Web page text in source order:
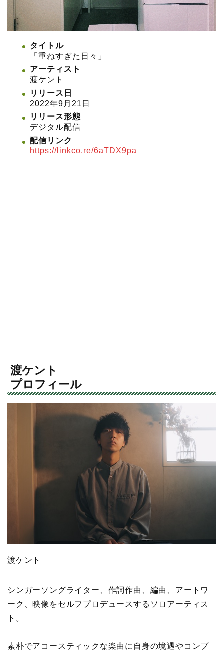
タイトル
「重ねすぎた日々」
アーティスト
渡ケント
リリース日
2022年9月21日
リリース形態
デジタル配信
配信リンク
https://linkco.re/6aTDX9pa
渡ケント
プロフィール
渡ケント
シンガーソングライター、作詞作曲、編曲、アートワ
ーク、映像をセルフプロデュースするソロアーティス
ト。
素朴でアコースティックな楽曲に自身の境遇やコンプ